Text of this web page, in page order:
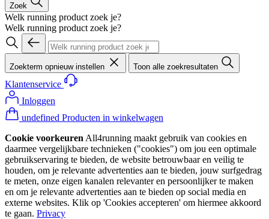
Zoek
Welk running product zoek je?
Welk running product zoek je?
Zoekterm opnieuw instellen Toon alle zoekresultaten
Klantenservice
Inloggen
undefined Producten in winkelwagen
Cookie voorkeuren All4running maakt gebruik van cookies en
daarmee vergelijkbare technieken ("cookies") om jou een optimale
gebruikservaring te bieden, de website betrouwbaar en veilig te
houden, om je relevante advertenties aan te bieden, jouw surfgedrag
te meten, onze eigen kanalen relevanter en persoonlijker te maken
en om je relevante advertenties aan te bieden op social media en
externe websites. Klik op 'Cookies accepteren' om hiermee akkoord
te gaan. Privacy